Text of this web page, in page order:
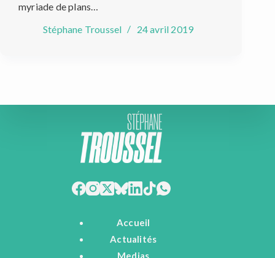
myriade de plans…
Stéphane Troussel
24 avril 2019
Accueil
Actualités
Medias